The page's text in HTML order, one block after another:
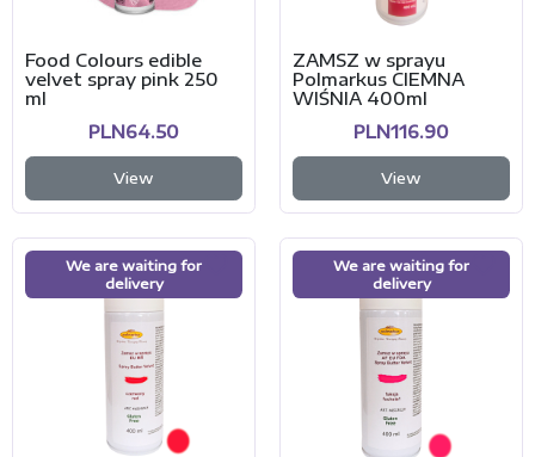
Food Colours edible
velvet spray pink 250
ml
PLN64.50
View
ZAMSZ w sprayu
Polmarkus CIEMNA
WIŚNIA 400ml
PLN116.90
View
We are waiting for
delivery
We are waiting for
delivery